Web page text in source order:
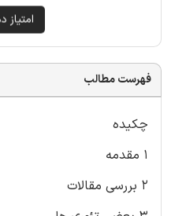
فهرست مطالب
چکیده
۱ مقدمه
۲ بررسی مقالات